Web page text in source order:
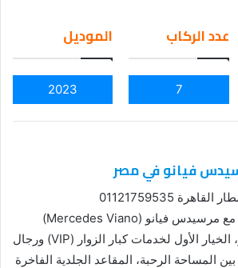
ail
عدد الركاب
7
الموديل
2023
فيانو في مصر
01121759535
استمتع بفخامة التنقل مع مرسيدس فيانو (Mercedes Viano)
أحدث موديل في مصر، الخيار الأول لخدمات كبار الزوار (VIP) ورجال
المساحة الرحبة، المقاعد الجلدية الفاخرة